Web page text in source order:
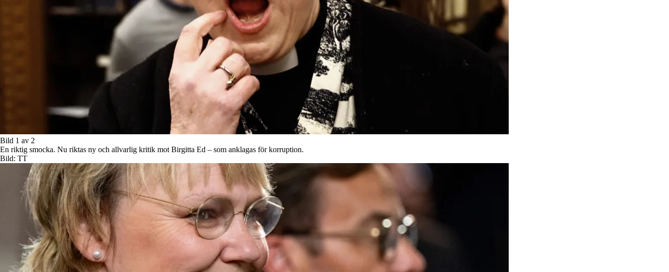
Bild 1 av 2
En riktig smocka. Nu riktas ny och allvarlig kritik mot Birgitta Ed – som anklagas för korruption.
Bild: TT